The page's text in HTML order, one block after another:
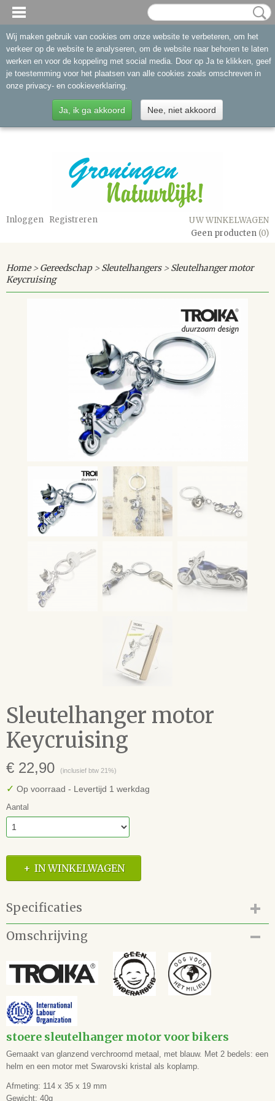
Inloggen Registreren
UW WINKELWAGEN
Geen producten (0)
Home>Gereedschap>Sleutelhangers>Sleutelhanger motor
Keycruising
Sleutelhanger motor
Keycruising
€ 22,90 (inclusief btw 21%)
✓ Op voorraad - Levertijd 1 werkdag
Aantal
IN WINKELWAGEN
Specificaties
Productcode
68.112.KR13-23/CH
4024024110022
Omschrijving
stoere sleutelhanger motor voor bikers
Gemaakt van glanzend verchroomd metaal, met blauw. Met 2 bedels: een
helm en een motor met Swarovski kristal als koplamp.
Afmeting: 114 x 35 x 19 mm
Gewicht: 40g
Wij maken gebruik van cookies om onze website te verbeteren, om het
verkeer op de website te analyseren, om de website naar behoren te laten
werken en voor de koppeling met social media. Door op Ja te klikken, geef
je toestemming voor het plaatsen van alle cookies zoals omschreven in
onze privacy- en cookieverklaring.
Ja, ik ga akkoord Nee, niet akkoord